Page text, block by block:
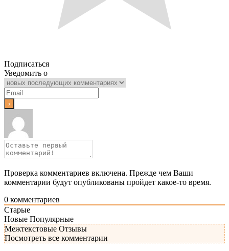
Подписаться
Уведомить о
Проверка комментариев включена. Прежде чем Ваши
комментарии будут опубликованы пройдет какое-то время.
0 комментариев
Старые
Новые Популярные
Межтекстовые Отзывы
Посмотреть все комментарии